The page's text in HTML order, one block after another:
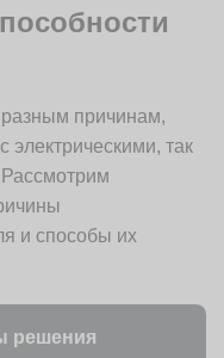
причинам,
электрическими, так
и способы их
решения